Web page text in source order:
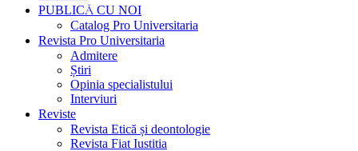
PUBLICĂ CU NOI
Catalog Pro Universitaria
Revista Pro Universitaria
Admitere
Știri
Opinia specialistului
Interviuri
Reviste
Revista Etică și deontologie
Revista Fiat Iustitia